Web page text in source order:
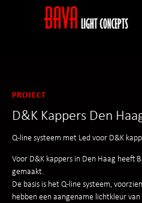
PROJECT
D&K Kappers Den
Q-line systeem met Led voor D&K
Voor D&K kappers in Den Haag heeft
gemaakt.
De basis is het Q-line systeem,
hebben een aangename lichtkleur